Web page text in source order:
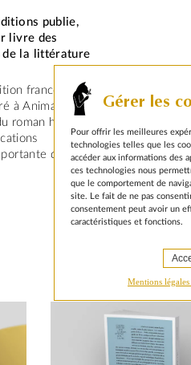
Gérer les
Pour offrir les meilleures
technologies telles que les
accéder aux informations des
ces technologies nous
que le comportement de
site. Le fait de ne pas
consentement peut avoir un
caractéristiques et fonctions.
Mentions
publie,
livre des
de la littérature
franco-
à Animal
roman historique
de Jean-